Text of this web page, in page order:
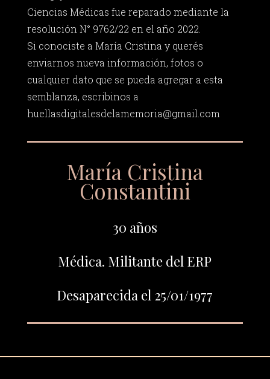
Ciencias Médicas fue reparado mediante la
resolución N° 9762/22 en el año 2022.
Si conociste a María Cristina y querés
enviarnos nueva información, fotos o
cualquier dato que se pueda agregar a esta
semblanza, escribinos a
huellasdigitalesdelamemoria@gmail.com
María Cristina
Constantini
30 años
Médica. Militante del ERP
Desaparecida el 25/01/1977